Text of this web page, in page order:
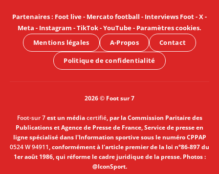
Partenaires: Foot live- Mercato football - Interviews Foot-X-
Meta - Instagram -TikTok-YouTube- Paramètres cookies.
Mentions légales
A-Propos Contact
Politique de confidentialité
2026 © Foot sur 7
Foot-sur 7est un médiacertifié, par la Commission Paritaire des
Publications et Agence de Presse de France, Service de presse en
ligne spécialisé dans l'Information sportive sous le numéro CPPAP
0524 W 94911, conformément à l'article premier de la loi n°86-897 du
1er août 1986, qui réforme le cadre juridique de la presse. Photos :
@IconSport.